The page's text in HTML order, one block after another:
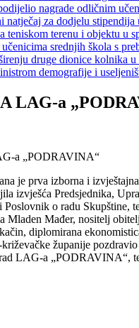
nagrade odličnim
natječaj za dodjelu
teniskom terenu i objektu u
srednjih škola s
druge dionice kolnika
demografije i
LAG-a
je prva izborna i
izvješća Predsjednika,
o radu Skupštine,
Mladen Mađer, nositelj
diplomirana
županije
LAG-a „PODRAVINA“,